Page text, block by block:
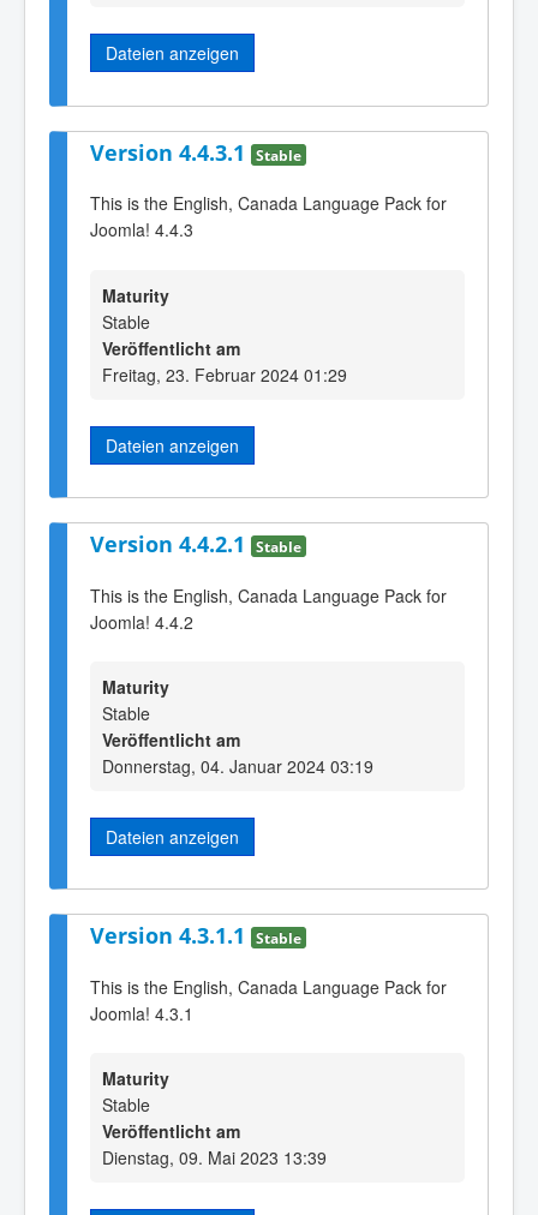
Dateien anzeigen
Version 4.4.3.1 Stable
This is the English, Canada Language Pack for
Joomla! 4.4.3
Maturity
Stable
Veröffentlicht am
Freitag, 23. Februar 2024 01:29
Dateien anzeigen
Version 4.4.2.1 Stable
This is the English, Canada Language Pack for
Joomla! 4.4.2
Maturity
Stable
Veröffentlicht am
Donnerstag, 04. Januar 2024 03:19
Dateien anzeigen
Version 4.3.1.1 Stable
This is the English, Canada Language Pack for
Joomla! 4.3.1
Maturity
Stable
Veröffentlicht am
Dienstag, 09. Mai 2023 13:39